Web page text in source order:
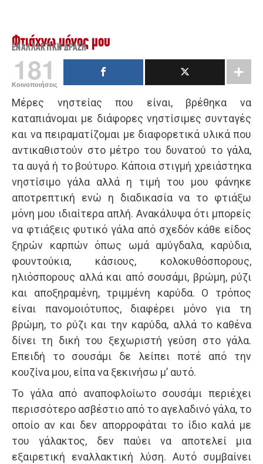
Φτιάχνω μόνος μου
ΕΝΑΛΛΑΚΤΙΚΉ ΔΡΆΣΗ
181
Κοινοποιήσεις
Μέρες νηστείας που είναι, βρέθηκα να
καταπιάνομαι με διάφορες νηστίσιμες συνταγές
και να πειραματίζομαι με διαφορετικά υλικά που
αντικαθιστούν στο μέτρο του δυνατού το γάλα,
τα αυγά ή το βούτυρο. Κάποια στιγμή χρειάστηκα
νηστίσιμο γάλα αλλά η τιμή του μου φάνηκε
αποτρεπτική ενώ η διαδικασία να το φτιάξω
μόνη μου ιδιαίτερα απλή. Ανακάλυψα ότι μπορείς
να φτιάξεις φυτικό γάλα από σχεδόν κάθε είδος
ξηρών καρπών όπως ωμά αμύγδαλα, καρύδια,
φουντούκια, κάσιους, κολοκυθόσπορους,
ηλιόσπορους αλλά και από σουσάμι, βρώμη, ρύζι
και αποξηραμένη, τριμμένη καρύδα. Ο τρόπος
είναι πανομοιότυπος, διαφέρει μόνο για τη
βρώμη, το ρύζι και την καρύδα, αλλά το καθένα
δίνει τη δική του ξεχωριστή γεύση στο γάλα.
Επειδή το σουσάμι δε λείπει ποτέ από την
κουζίνα μου, είπα να ξεκινήσω μ’ αυτό.
Το γάλα από αναποφλοίωτο σουσάμι περιέχει
περισσότερο ασβέστιο από το αγελαδινό γάλα, το
οποίο αν και δεν απορροφάται το ίδιο καλά με
του γάλακτος, δεν παύει να αποτελεί μια
εξαιρετική εναλλακτική λύση. Αυτό συμβαίνει